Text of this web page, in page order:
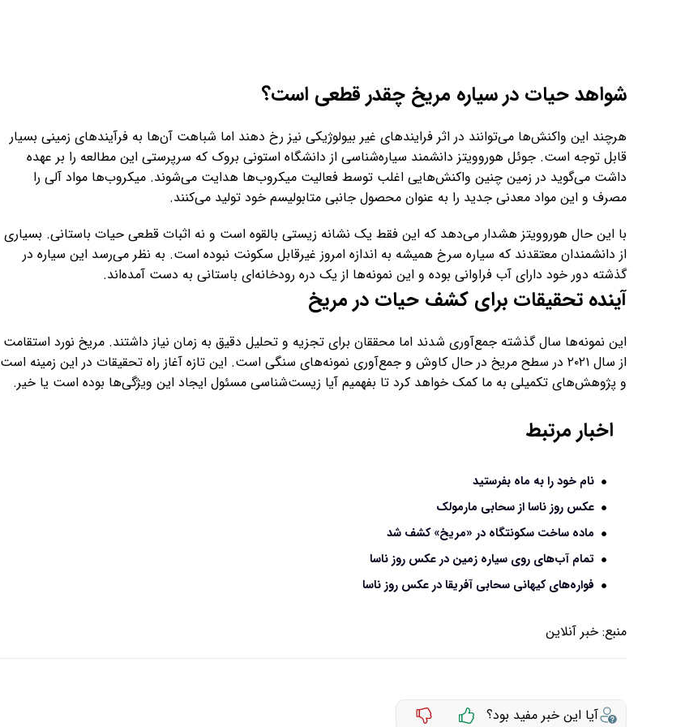
شواهد حیات در سیاره مریخ چقدر قطعی است؟
هرچند این واکنش‌ها می‌توانند در اثر فرایندهای غیر بیولوژیکی نیز رخ دهند اما شباهت آن‌ها به فرآیندهای زمینی بسیار
قابل توجه است. جوئل هوروویتز دانشمند سیاره‌شناسی از دانشگاه استونی بروک که سرپرستی این مطالعه را بر عهده
داشت می‌گوید در زمین چنین واکنش‌هایی اغلب توسط فعالیت میکروب‌ها هدایت می‌شوند. میکروب‌ها مواد آلی را
مصرف و این مواد معدنی جدید را به عنوان محصول جانبی متابولیسم خود تولید می‌کنند.
با این حال هوروویتز هشدار می‌دهد که این فقط یک نشانه زیستی بالقوه است و نه اثبات قطعی حیات باستانی. بسیاری
از دانشمندان معتقدند که سیاره سرخ همیشه به اندازه امروز غیرقابل سکونت نبوده است. به نظر می‌رسد این سیاره در
گذشته دور خود دارای آب فراوانی بوده و این نمونه‌ها از یک دره رودخانه‌ای باستانی به دست آمده‌اند.
آینده تحقیقات برای کشف حیات در مریخ
این نمونه‌ها سال گذشته جمع‌آوری شدند اما محققان برای تجزیه و تحلیل دقیق به زمان نیاز داشتند. مریخ نورد استقامت
از سال ۲۰۲۱ در سطح مریخ در حال کاوش و جمع‌آوری نمونه‌های سنگی است. این تازه آغاز راه تحقیقات در این زمینه است
و پژوهش‌های تکمیلی به ما کمک خواهد کرد تا بفهمیم آیا زیست‌شناسی مسئول ایجاد این ویژگی‌ها بوده است یا خیر.
اخبار مرتبط
نام خود را به ماه بفرستید
عکس روز ناسا از سحابی مارمولک
ماده ساخت سکونتگاه در «مریخ» کشف شد
تمام آب‌های روی سیاره زمین در عکس روز ناسا
فواره‌های کیهانی سحابی آفریقا در عکس روز ناسا
منبع: خبر آنلاین
آیا این خبر مفید بود؟